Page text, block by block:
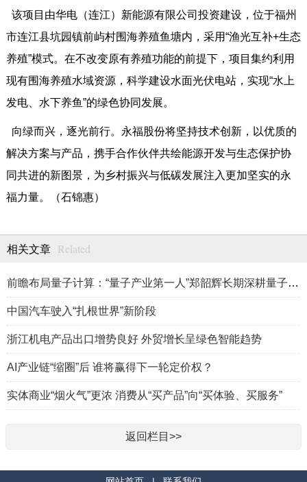
该项目由华电（连江）新能源有限公司投资建设，位于福州
市连江县坑园镇前屿村围海养殖鱼塘内，采用“渔光互补+生态
养殖”模式。在不改变原有养殖功能的前提下，项目集约利用
现有围海养殖水域资源，科学建设水面光伏电站，实现“水上
发电、水下养鱼”的绿色协同发展。
向绿而兴，逐光前行。永福股份将坚持技术创新，以优质的
解决方案与产品，携手合作伙伴共绘能源开发与生态保护协
同共进的新图景，为乡村振兴与低碳发展注入更加坚实的永
福力量。（石锦惠）
相关文章 Related
前瞻布局量子计算：“量子产业第一人”郑韶辉长期深耕量子产业赛
中国汽车驶入“扎根世界”新阶段
浙江机电产品出口增势良好 外贸增长呈绿色智能趋势
AI产业链“缩圈”后 谁将赢得下一轮定价权？
实体商业“烟火气”更浓 消费从“买产品”向“买体验、买服务”
返回栏目>>